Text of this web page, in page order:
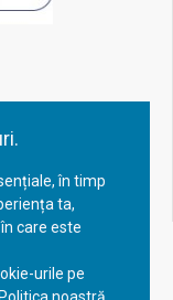
în timp
ta,
care este
urile pe